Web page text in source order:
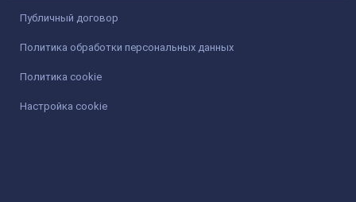
Публичный договор
Политика обработки персональных данных
Политика cookie
Настройка cookie